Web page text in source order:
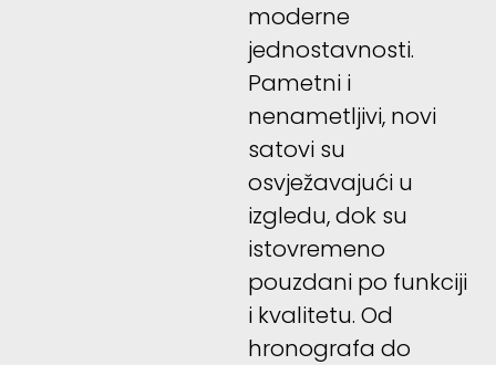
moderne
jednostavnosti.
Pametni i
nenametljivi, novi
satovi su
osvježavajući u
izgledu, dok su
istovremeno
pouzdani po funkciji
i kvalitetu. Od
hronografa do